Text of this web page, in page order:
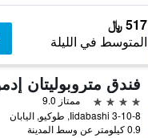
517 ﷼
المتوسط في الليلة
4 نجوم
ممتاز 9.0
3-10-8 Iidabashi, طوكيو, اليابان
0.9 كيلومتر عن وسط المدينة